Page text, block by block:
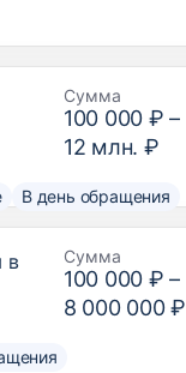
Сумма
100 000 ₽ –
12 млн. ₽
В день обращения
в
Сумма
100 000 ₽ –
8 000 000 ₽